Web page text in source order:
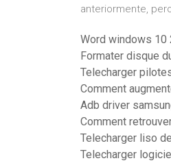
anteriormente,
Word windows 10
Formater disque
Telecharger
Comment
Adb driver
Comment
Telecharger liso
Telecharger